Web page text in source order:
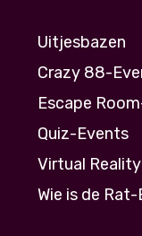
Uitjesbazen
Crazy 88-
Escape
Quiz-Events
Virtual
Wie is de